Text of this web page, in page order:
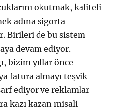
okutmak, kaliteli
adına sigorta
Birileri de bu sistem
devam ediyor.
bizim yıllar önce
fatura almayı teşvik
ediyor ve reklamlar
kazı kazan misali